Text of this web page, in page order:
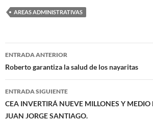
AREAS ADMINISTRATIVAS
Navegación
de
entradas
ENTRADA ANTERIOR
Roberto garantiza la salud de los nayaritas
ENTRADA SIGUIENTE
CEA INVERTIRÁ NUEVE MILLONES Y
JUAN JORGE SANTIAGO.